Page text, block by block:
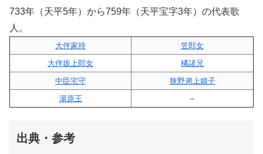
733年（天平5年）から759年（天平宝字3年）の代表歌
人。
大伴家持
笠郎女
大伴坂上郎女
橘諸兄
中臣宅守
狭野弟上娘子
湯原王
–
出典・参考